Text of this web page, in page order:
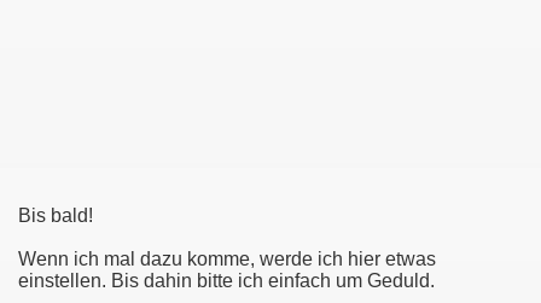
Bis bald!
Wenn ich mal dazu komme, werde ich hier etwas
einstellen. Bis dahin bitte ich einfach um Geduld.
Orients